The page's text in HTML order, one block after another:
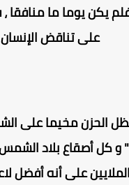
فلم يكن يوما ما
على تناقض
الحزن مخيما على
و كل أصقاع بلاد الشمس
على أنه أفضل